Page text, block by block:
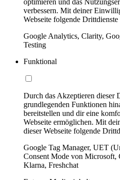
verbessern. Mit deiner
Webseite folgende Drittdienste
Google Analytics, Clarity,
Testing
Funktional
Durch das Akzeptieren dieser
grundlegenden Funktionen
bereitstellen und dir eine
Webseite ermöglichen. Mit
dieser Webseite folgende
Google Tag Manager, UET
Consent Mode von Microsoft,
Klarna, Freshchat